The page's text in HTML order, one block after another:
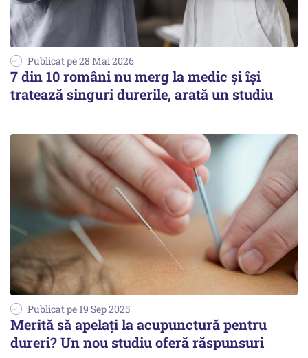
Publicat pe 28 Mai 2026
7 din 10 români nu merg la medic și își
tratează singuri durerile, arată un studiu
Publicat pe 19 Sep 2025
Merită să apelați la acupunctură pentru
dureri? Un nou studiu oferă răspunsuri